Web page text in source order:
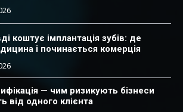
коштує імплантація зубів: де
і починається комерція
— чим ризикують бізнеси
від одного клієнта